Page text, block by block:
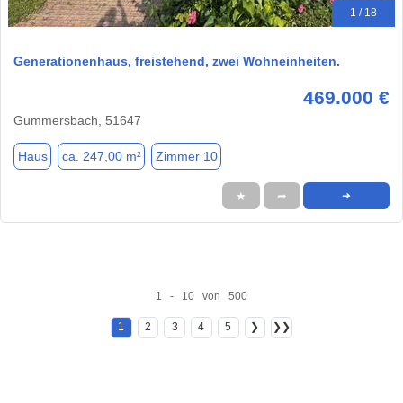
1 / 18
Generationenhaus, freistehend, zwei Wohneinheiten.
469.000 €
Gummersbach, 51647
Haus ca. 247,00 m² Zimmer 10
★ ➦ ➜
1 - 10 von 500
1 2 3 4 5 ❯ ❯❯